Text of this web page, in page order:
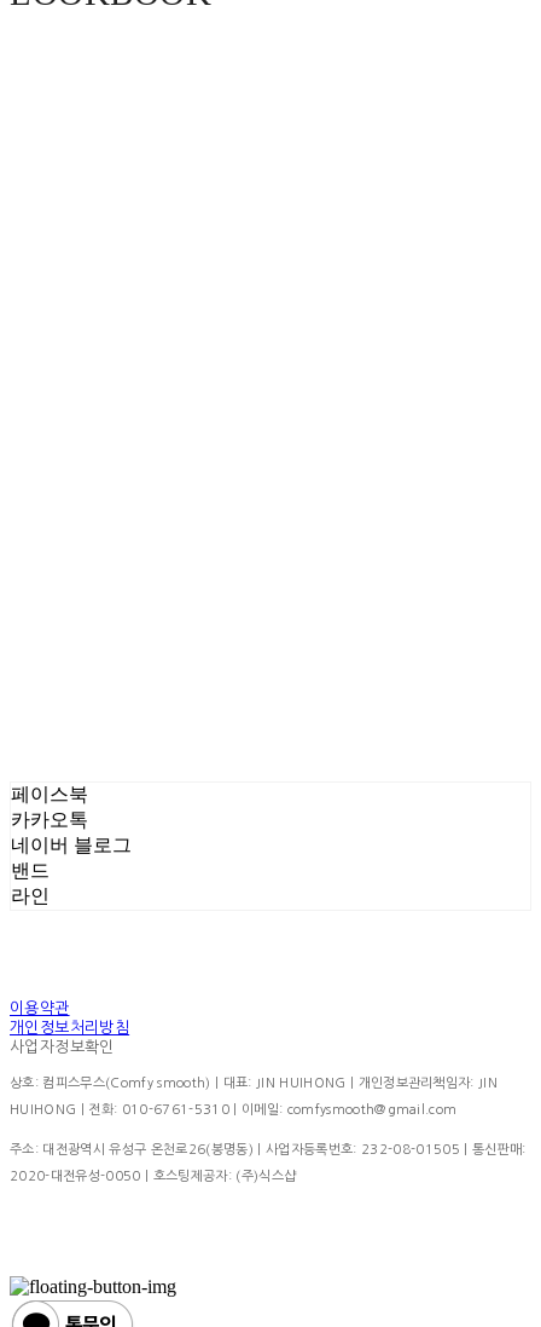
페이스북
카카오톡
네이버 블로그
밴드
라인
이용약관
개인정보처리방침
사업자정보확인
상호: 컴피스무스(Comfy smooth) | 대표: JIN HUIHONG | 개인정보관리책임자: JIN
HUIHONG | 전화: 010-6761-5310 | 이메일: comfysmooth@gmail.com
주소: 대전광역시 유성구 온천로26(봉명동) | 사업자등록번호: 232-08-01505 | 통신판매:
2020-대전유성-0050 | 호스팅제공자: (주)식스샵